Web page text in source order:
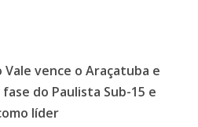
Vale vence o Araçatuba e
fase do Paulista Sub-15 e
líder